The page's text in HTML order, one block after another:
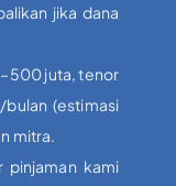
jika dana
juta, tenor
(estimasi
mitra.
pinjaman kami